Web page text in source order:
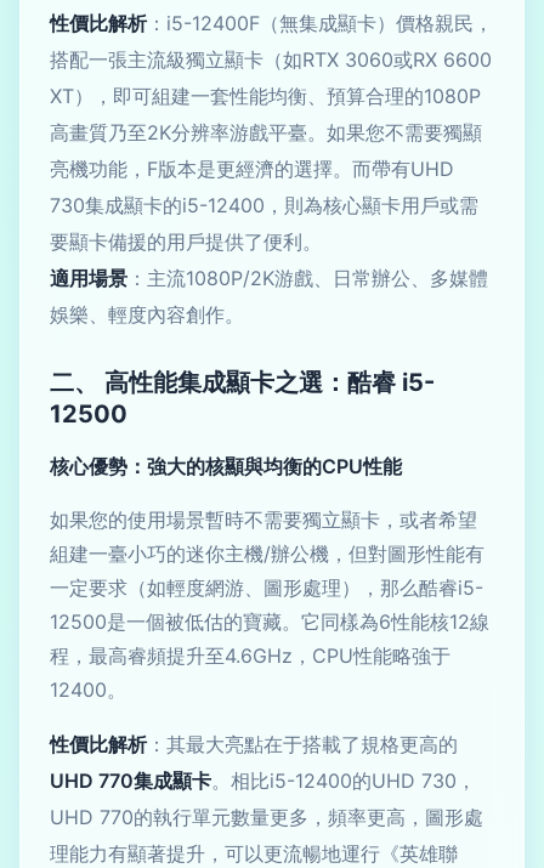
性價比解析：i5-12400F（無集成顯卡）價格親民，
搭配一張主流級獨立顯卡（如RTX 3060或RX 6600
XT），即可組建一套性能均衡、預算合理的1080P
高畫質乃至2K分辨率游戲平臺。如果您不需要獨顯
亮機功能，F版本是更經濟的選擇。而帶有UHD
730集成顯卡的i5-12400，則為核心顯卡用戶或需
要顯卡備援的用戶提供了便利。
適用場景 ：主流1080P/2K游戲、日常辦公、多媒體
娛樂、輕度內容創作。
二、 高性能集成顯卡之選：酷睿 i5-
12500
核心優勢：強大的核顯與均衡的CPU性能
如果您的使用場景暫時不需要獨立顯卡，或者希望
組建一臺小巧的迷你主機/辦公機，但對圖形性能有
一定要求（如輕度網游、圖形處理），那么酷睿i5-
12500是一個被低估的寶藏。它同樣為6性能核12線
程，最高睿頻提升至4.6GHz，CPU性能略強于
12400。
性價比解析：其最大亮點在于搭載了規格更高的
UHD 770集成顯卡。相比i5-12400的UHD 730，
UHD 770的執行單元數量更多，頻率更高，圖形處
理能力有顯著提升，可以更流暢地運行《英雄聯